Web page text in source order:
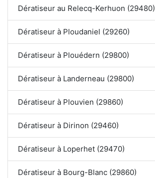
Dératiseur au Relecq-Kerhuon (29480)
Dératiseur à Ploudaniel (29260)
Dératiseur à Plouédern (29800)
Dératiseur à Landerneau (29800)
Dératiseur à Plouvien (29860)
Dératiseur à Dirinon (29460)
Dératiseur à Loperhet (29470)
Dératiseur à Bourg-Blanc (29860)